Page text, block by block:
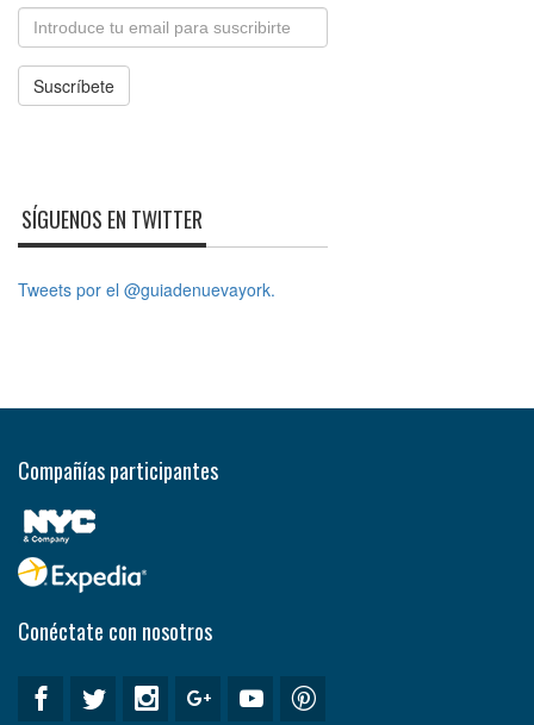
Email
Suscríbete
SÍGUENOS EN TWITTER
Tweets por el @guiadenuevayork.
Compañías participantes
Conéctate con nosotros